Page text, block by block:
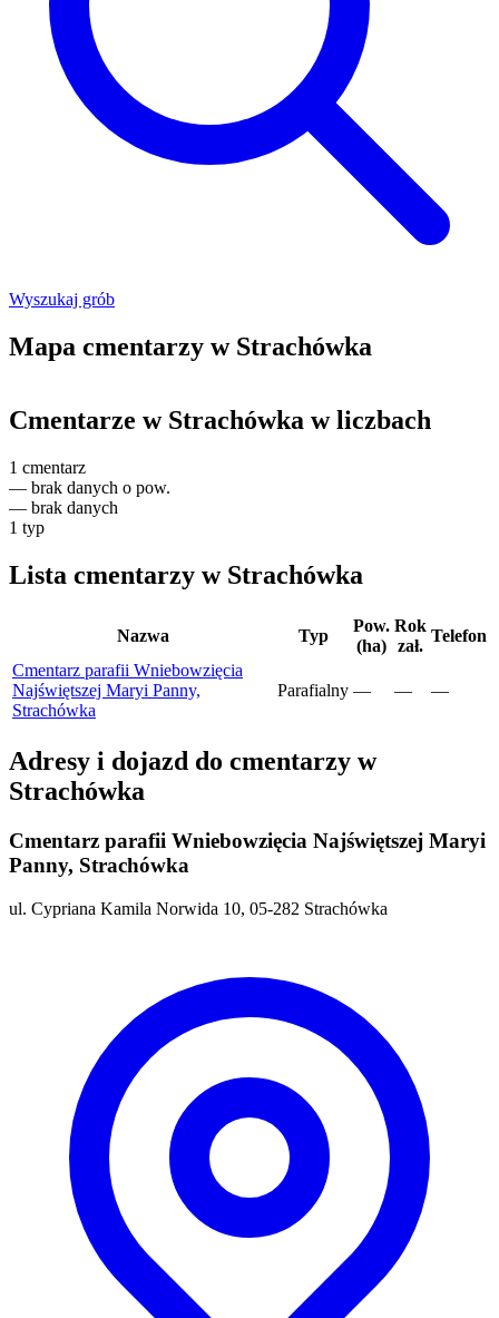
Wyszukaj grób
Mapa cmentarzy w Strachówka
+
Cmentarze w Strachówka w liczbach
1 cmentarz
— brak danych o pow.
— brak danych
1 typ
Lista cmentarzy w Strachówka
Nazwa Typ
Pow.
(ha)
Rok
zał.
Telefon
Cmentarz parafii Wniebowzięcia
Najświętszej Maryi Panny,
Strachówka
Parafialny — — —
Adresy i dojazd do cmentarzy w
Strachówka
Cmentarz parafii Wniebowzięcia Najświętszej Maryi
Panny, Strachówka
ul. Cypriana Kamila Norwida 10, 05-282 Strachówka